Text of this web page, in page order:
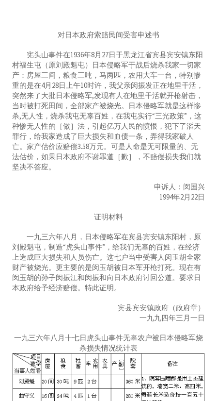
对日本政府索赔民间受害申述书
宪头山事件在1936年8月27日于黑龙江省宾县宾安镇东阳
村福生屯（原刘殿魁屯）日本侵略军于战后烧杀我家一切家
产：房屋三间，粮食三吨，马两匹，农用大车一台，特别惨
重的是在4月28日上午10时许，我父亲闵振发正在地里干活，
突然来了大批日本侵略军,发现有人在地里干活就开枪射击，
当时被打死田间，全部家产被烧光。日本侵略军就是这样惨
杀,无人性，烧杀我屯无辜百姓，在我屯实行“三光政策”，这
种惨无人性的［做］法，引起亿万人民的愤恨，犯下了滔天
罪行，给我家造成了巨大损失和血债一条，弄得我家破人
亡。家产估价应赔偿3.58万元。可是人命是无可限量的、无
法估价，如果日本政府不谢罪道［歉］，不赔偿损失我们就
坚决不答应。
申诉人：闵国兴
1994年2月22日
证明材料
一九三六年八月，日本侵略军在宾县宾安镇东阳村，原
刘殿魁屯，制造“虎头山事件”，给我们无辜的百姓，在经济
上造成巨大损失和人员伤亡。这七户当中受害人闵玉胡全家
财产被烧光。更主要的是闵玉胡被日本军开枪打死。现在有
闵玉胡的孙子闵振江和闵振和向日本政府讨回公道。要求日
本政府给予经济赔偿。特此证明。
宾县宾安镇政府（政府章）
一九九四年三月一日
一九三六年八月十七日虎头山事件无辜农户被日本侵略军烧
杀损失情况统计表